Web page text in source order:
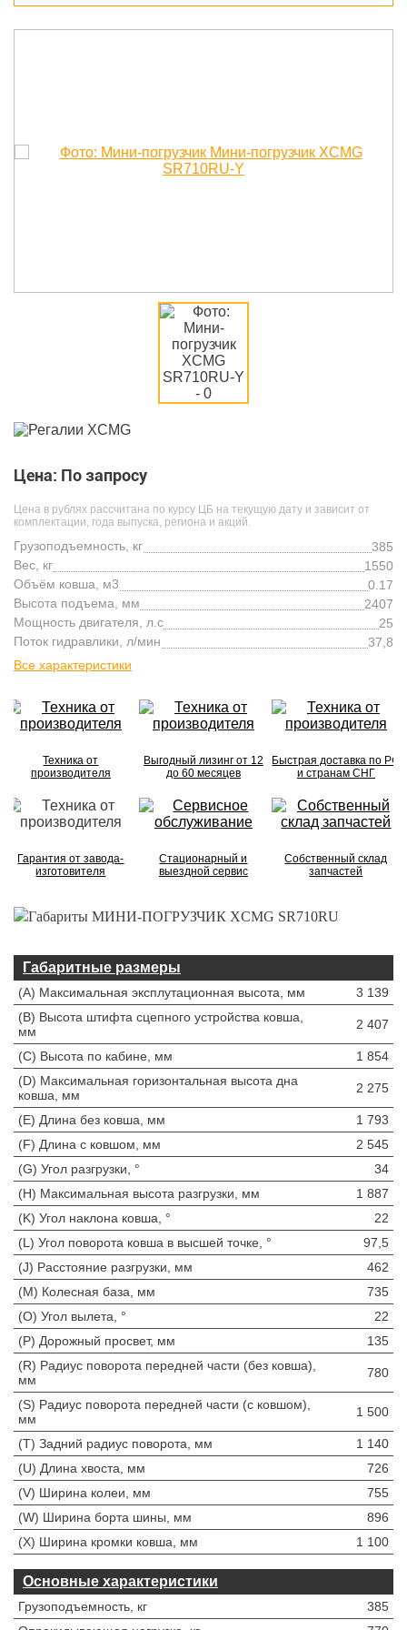
Цена: По запросу
Цена в рублях рассчитана по курсу ЦБ на текущую дату и зависит от
комплектации, года выпуска, региона и акций.
Грузоподъемность, кг
385
Вес, кг
1550
Объём ковша, м3
0.17
Высота подъема, мм
2407
Мощность двигателя, л.с
25
Поток гидравлики, л/мин
37,8
Все характеристики
Техника от
производителя
Выгодный лизинг от 12
до 60 месяцев
Быстрая доставка по РФ
и странам СНГ
Гарантия от завода-
изготовителя
Стационарный и
выездной сервис
Собственный склад
запчастей
Габаритные размеры
(A) Максимальная эксплутационная высота, мм
3 139
(B) Высота штифта сцепного устройства ковша,
мм
2 407
(C) Высота по кабине, мм
1 854
(D) Максимальная горизонтальная высота дна
ковша, мм
2 275
(E) Длина без ковша, мм
1 793
(F) Длина с ковшом, мм
2 545
(G) Угол разгрузки, °
34
(H) Максимальная высота разгрузки, мм
1 887
(K) Угол наклона ковша, °
22
(L) Угол поворота ковша в высшей точке, °
97,5
(J) Расстояние разгрузки, мм
462
(M) Колесная база, мм
735
(O) Угол вылета, °
22
(P) Дорожный просвет, мм
135
(R) Радиус поворота передней части (без ковша),
мм
780
(S) Радиус поворота передней части (с ковшом),
мм
1 500
(T) Задний радиус поворота, мм
1 140
(U) Длина хвоста, мм
726
(V) Ширина колеи, мм
755
(W) Ширина борта шины, мм
896
(X) Ширина кромки ковша, мм
1 100
Основные характеристики
Грузоподъемность, кг
385